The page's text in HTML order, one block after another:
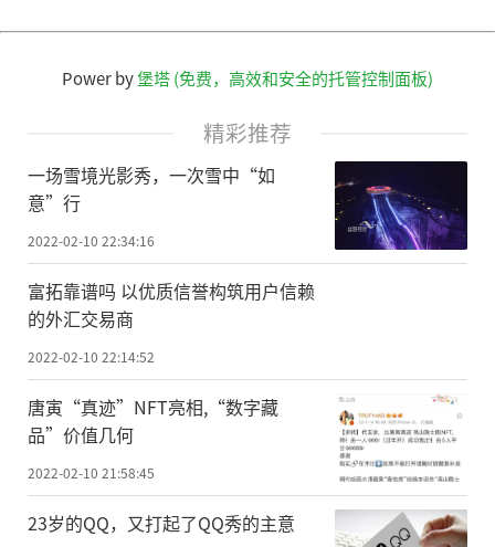
Power by堡塔 (免费，高效和安全的托管控制面板)
精彩推荐
一场雪境光影秀，一次雪中“如
意”行
2022-02-10 22:34:16
富拓靠谱吗 以优质信誉构筑用户信赖
的外汇交易商
2022-02-10 22:14:52
唐寅“真迹”NFT亮相,“数字藏
品”价值几何
2022-02-10 21:58:45
23岁的QQ，又打起了QQ秀的主意